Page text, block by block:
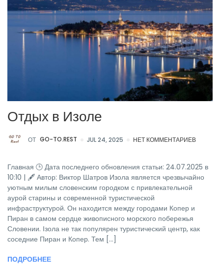
Отдых в Изоле
ОТ GO-TO.REST JUL 24, 2025 НЕТ КОММЕНТАРИЕВ
Главная 🕒 Дата последнего обновления статьи: 24.07.2025 в
10:10 | 🖋 Автор: Виктор Шатров Изола является чрезвычайно
уютным милым словенским городком с привлекательной
аурой старины и современной туристической
инфраструктурой. Он находится между городами Копер и
Пиран в самом сердце живописного морского побережья
Словении. Ізола не так популярен туристический центр, как
соседние Пиран и Копер. Тем [...]
ПОДРОБНЕЕ